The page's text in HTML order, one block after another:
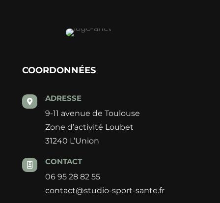
COORDONNÉES

ADRESSE
9-11 avenue de Toulouse
Zone d’activité Loubet
31240 L’Union

CONTACT
06 95 28 82 55
contact@studio-sport-sante.fr